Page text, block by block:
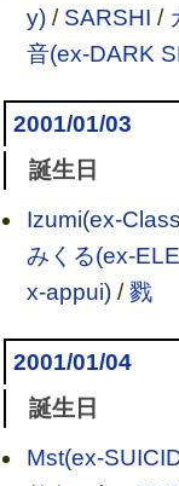
y)/ SARSHI /
音(ex-DARK
2001/01/03
誕生日
Izumi(ex-
みくる(ex-
x-appui)/戮
2001/01/04
誕生日
Mst(ex-